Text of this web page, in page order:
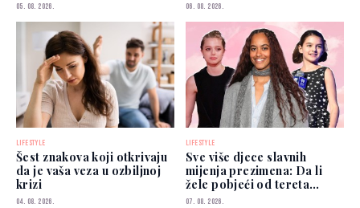
05. 08. 2026. 06. 08. 2026.
LIFESTYLE
Šest znakova koji otkrivaju
da je vaša veza u ozbiljnoj
krizi
04. 08. 2026.
LIFESTYLE
Sve više djece slavnih
mijenja prezimena: Da li
žele pobjeći od tereta
poznatih roditelja?
07. 08. 2026.